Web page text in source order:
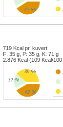
719 Kcal pr. kuvert
F: 35 g, P: 35 g, K: 71 g
2.876 Kcal (109 Kcal/100